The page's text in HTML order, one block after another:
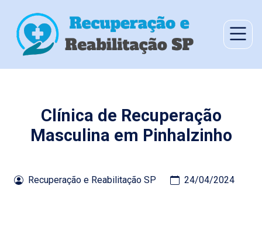
Clínica de Recuperação
Masculina em Pinhalzinho
Recuperação e Reabilitação SP 24/04/2024